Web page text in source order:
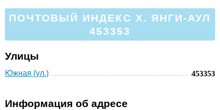
ПОЧТОВЫЙ ИНДЕКС Х. ЯНГИ-АУЛ
453353
Улицы
Южная (ул.) 453353
Информация об адресе